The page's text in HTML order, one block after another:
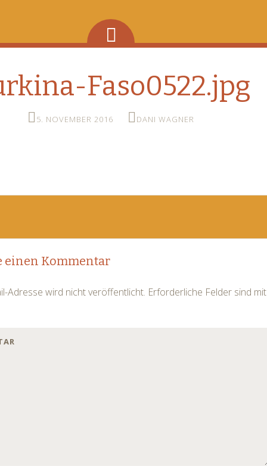
Faso0522.jpg
5. NOVEMBER 2016 DANI WAGNER
einen Kommentar
Adresse wird nicht veröffentlicht. Erforderliche Felder sind mit